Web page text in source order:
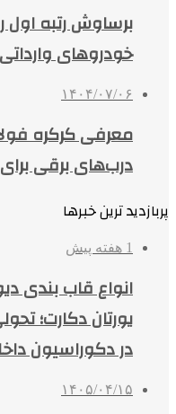
برساوش رتبه اول
خودروهای
۱۴۰۴/۰۷/۰۶
درب‌های برقی
پربازدید ترین خبرها
1 هفته پیش
انواع قاب بندی
یورتان دکارت؛
در دکوراسیون
۱۴۰۵/۰۴/۱۵